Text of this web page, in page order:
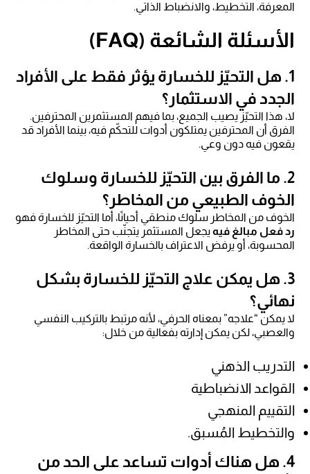
المعرفة، التخطيط، والانضباط الذاتي.
الأسئلة الشائعة (FAQ)
1. هل التحيّز للخسارة يؤثر فقط على الأفراد
الجدد في الاستثمار؟
لا، هذا التحيّز يصيب الجميع، بما فيهم المستثمرين المحترفين.
الفرق أن المحترفين يمتلكون أدوات للتحكّم فيه، بينما الأفراد قد
يقعون فيه دون وعي.
2. ما الفرق بين التحيّز للخسارة وسلوك
الخوف الطبيعي من المخاطر؟
الخوف من المخاطر سلوك منطقي أحيانًا، أما التحيّز للخسارة فهو
رد فعل مبالغ فيهيجعل المستثمر يتجنّب حتى المخاطر
المحسوبة، أو يرفض الاعتراف بالخسارة الواقعة.
3. هل يمكن علاج التحيّز للخسارة بشكل
نهائي؟
لا يمكن “علاجه” بمعناه الحرفي، لأنه مرتبط بالتركيب النفسي
والعصبي، لكن يمكن إدارته بفعالية من خلال:
التدريب الذهني
القواعد الانضباطية
التقييم المنهجي
والتخطيط المُسبق.
4. هل هناك أدوات تساعد على الحد من